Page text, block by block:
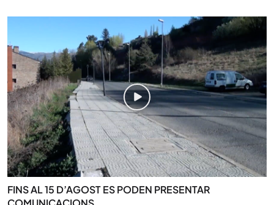
FINS AL 15 D’AGOST ES PODEN PRESENTAR